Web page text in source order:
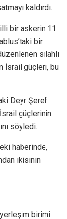
kaldırdı.
bir askerin 11
bir
silahlı
İsrail güçleri, bu
Deyr Şeref
güçlerinin
söyledi.
haberinde,
ikisinin
yerleşim birimi